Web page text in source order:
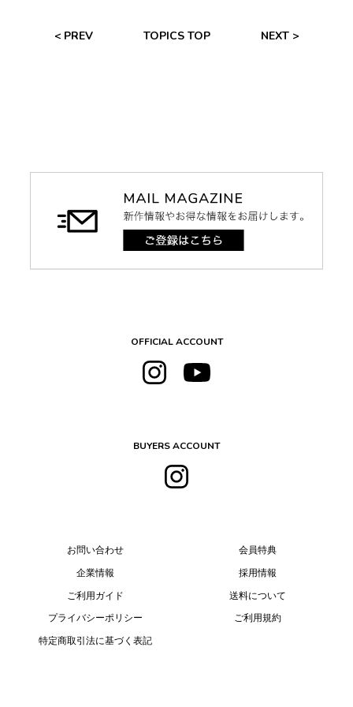
< PREV TOPICS TOP NEXT >
OFFICIAL ACCOUNT
BUYERS ACCOUNT
お問い合わせ
企業情報
ご利用ガイド
プライバシーポリシー
特定商取引法に基づく表記
会員特典
採用情報
送料について
ご利用規約